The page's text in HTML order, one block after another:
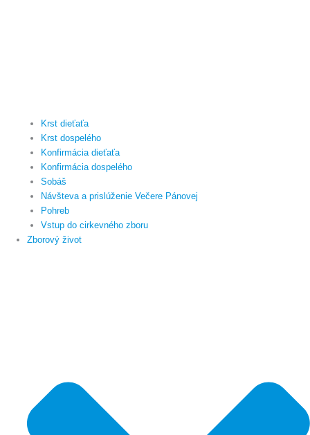
Krst dieťaťa
Krst dospelého
Konfirmácia dieťaťa
Konfirmácia dospelého
Sobáš
Návšteva a prislúženie Večere Pánovej
Pohreb
Vstup do cirkevného zboru
Zborový život